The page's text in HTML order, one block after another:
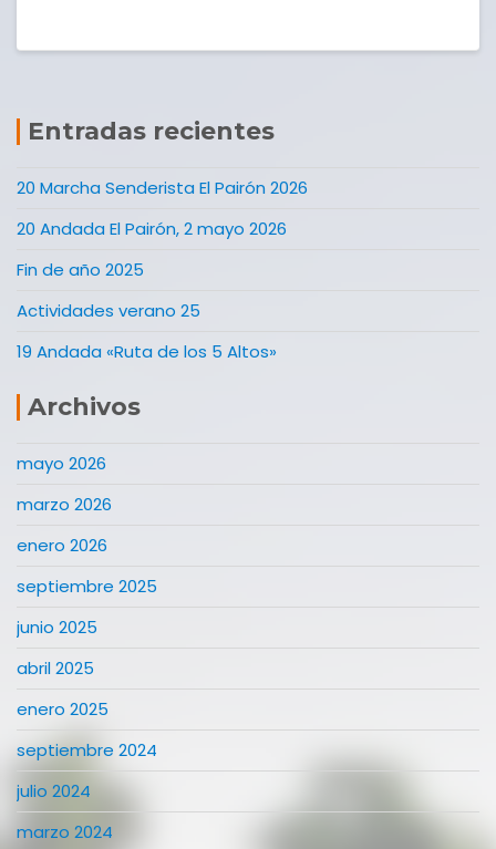
Entradas recientes
20 Marcha Senderista El Pairón 2026
20 Andada El Pairón, 2 mayo 2026
Fin de año 2025
Actividades verano 25
19 Andada «Ruta de los 5 Altos»
Archivos
mayo 2026
marzo 2026
enero 2026
septiembre 2025
junio 2025
abril 2025
enero 2025
septiembre 2024
julio 2024
marzo 2024